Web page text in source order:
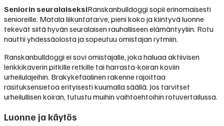
Seniorin seuralaiseksiRanskanbulldoggi sopii erinomaisesti
senioreille. Matala liikuntatarve, pieni koko ja kiintyvä luonne
tekevät siitä hyvän seuralaisen rauhalliseen elämäntyyliin. Rotu
nauttii yhdessäolosta ja sopeutuu omistajan rytmiin.
Ranskanbulldoggi ei sovi omistajalle, joka haluaa aktiivisen
lenkkikaverin pitkille retkille tai harrasta-koiran koviin
urheilulajeihin. Brakykefaalinen rakenne rajoittaa
rasituksensietoa erityisesti kuumalla säällä. Jos tarvitset
urheilullisen koiran, tutustu muihin vaihtoehtoihin rotuvertailussa.
Luonne ja käytös